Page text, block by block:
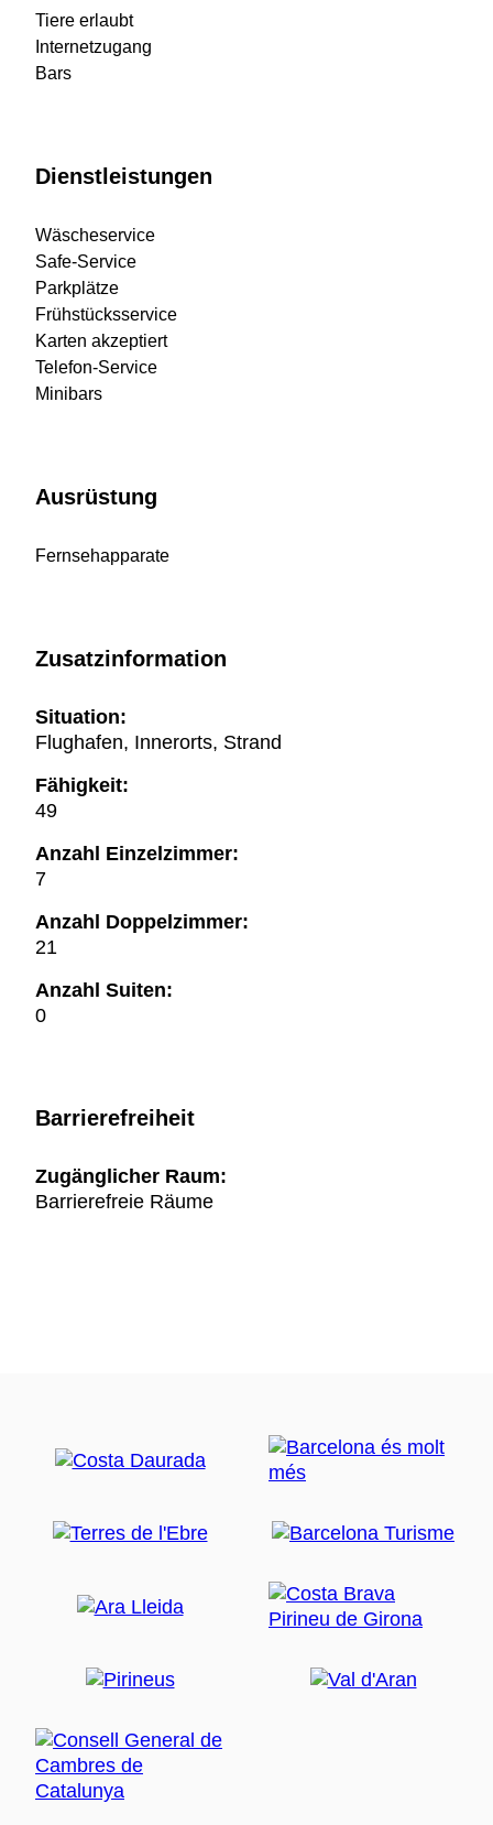
Tiere erlaubt
Internetzugang
Bars
Dienstleistungen
Wäscheservice
Safe-Service
Parkplätze
Frühstücksservice
Karten akzeptiert
Telefon-Service
Minibars
Ausrüstung
Fernsehapparate
Zusatzinformation
Situation:
Flughafen, Innerorts, Strand
Fähigkeit:
49
Anzahl Einzelzimmer:
7
Anzahl Doppelzimmer:
21
Anzahl Suiten:
0
Barrierefreiheit
Zugänglicher Raum:
Barrierefreie Räume